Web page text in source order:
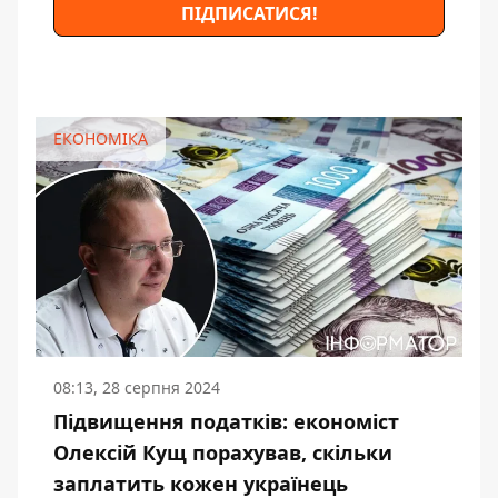
ПІДПИСАТИСЯ!
ЕКОНОМІКА
08:13, 28 серпня 2024
Підвищення податків: економіст
Олексій Кущ порахував, скільки
заплатить кожен українець